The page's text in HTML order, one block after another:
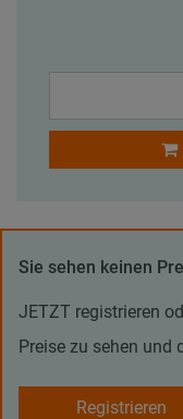
Sie sehen keinen
JETZT registrieren
Preise zu sehen und
Registrieren